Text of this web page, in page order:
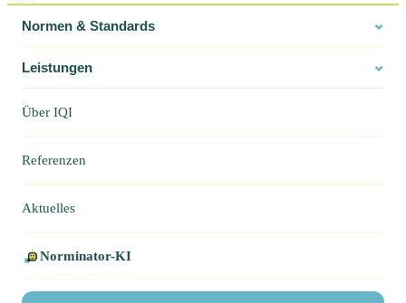
Normen & Standards
Leistungen
Über IQI
Referenzen
Aktuelles
Norminator-KI
iBotQi
Ihr KI-Assistent für Normen & Beratung
Normen,Audits,Beratungund unseren